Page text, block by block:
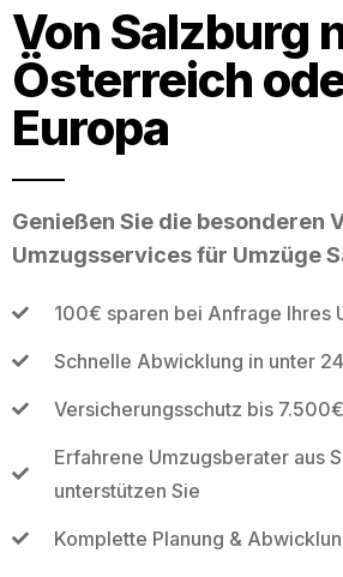
Von Salzburg
Österreich
Europa
Genießen Sie die besonderen
Umzugsservices für Umzüge
100€ sparen bei Anfrage Ihres
Schnelle Abwicklung in unter
Versicherungsschutz bis
Erfahrene Umzugsberater aus
unterstützen Sie
Komplette Planung &